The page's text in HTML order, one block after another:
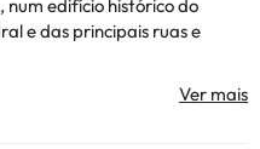
num edifício histórico do
e das principais ruas e
7:00 às 23:00, buffet de
do último piso, sala de